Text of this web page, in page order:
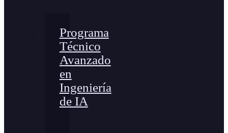
Programa
Técnico
Avanzado
en
Ingeniería
de IA